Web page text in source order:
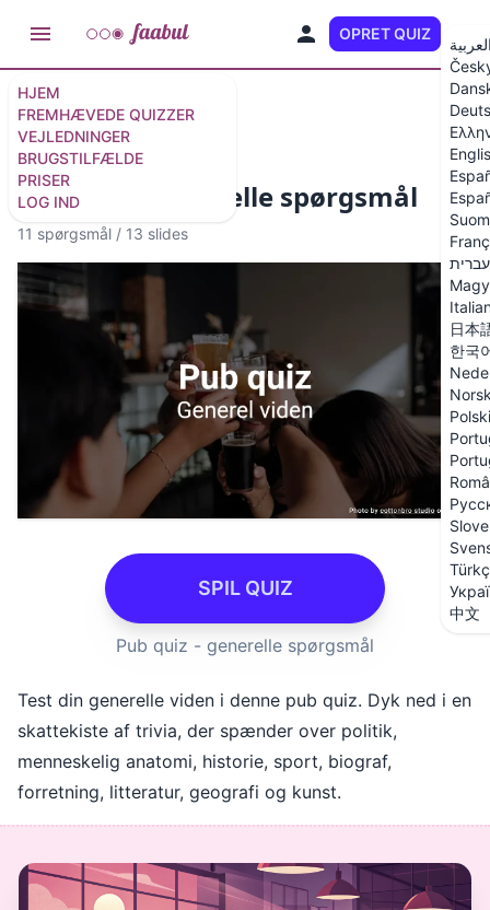
HJEM
FREMHÆVEDE QUIZZER
VEJLEDNINGER
BRUGSTILFÆLDE
PRISER
LOG IND
OPRET QUIZ
עברית
日本
한국
Polski
中文
Udvalgte quizzer
Pub quiz - generelle spørgsmål
11 spørgsmål / 13 slides
SPIL QUIZ
Pub quiz - generelle spørgsmål
Test din generelle viden i denne pub quiz. Dyk ned i en
skattekiste af trivia, der spænder over politik,
menneskelig anatomi, historie, sport, biograf,
forretning, litteratur, geografi og kunst.